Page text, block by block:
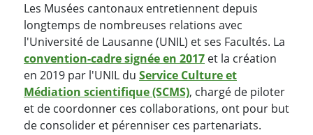
Les Musées cantonaux entretiennent depuis
longtemps de nombreuses relations avec
l'Université de Lausanne (UNIL) et ses Facultés. La
convention-cadre signée en 2017 et la création
en 2019 par l'UNIL du Service Culture et
Médiation scientifique (SCMS), chargé de piloter
et de coordonner ces collaborations, ont pour but
de consolider et pérenniser ces partenariats.